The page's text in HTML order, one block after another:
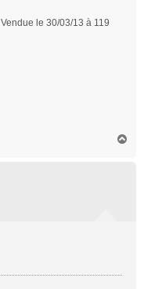
Vendue le 30/03/13 à 119